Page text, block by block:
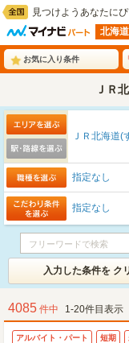
見つけようあなたに
北海
お気に入り条件
ＪＲ
ＪＲ北海道(
指定なし
指定なし
入力した条件を ク
4085 件中 1-20件目表示
アルバイト・パート 短期